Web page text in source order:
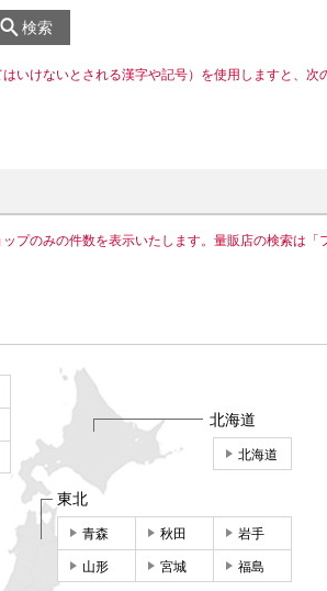
検索
いけないとされる漢字や記号）を使用しますと、次
プのみの件数を表示いたします。量販店の検索は「
北海道
北海道
東北
青森 秋田 岩手
山形 宮城 福島